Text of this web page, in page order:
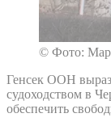
© Фото:
Генсек ООН
судоходством в
обеспечить